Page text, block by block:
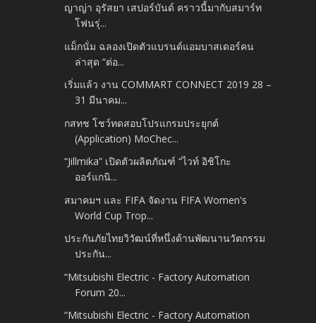
ญาญ่า อุรัสยา เสปอร์บันด์ คราวนี้มากับสมาร์ท
โฟนรุ่...
แม็กนั่ม ฉลองเปิดตัวแบรนด์แอมบาสเดอร์คน
ล่าสุด “ต่อ...
เริ่มแล้ว งาน COMMART CONNECT 2019 28 –
31 มีนาคม...
กสทช โชว์ทดสอบโปรแกรมประยุกต์
(Application) MoChec...
“Jillmika” เปิดตัวผลิตภัณฑ์ “ไวท์ อิชิโกะ
ออร์แกนิ...
สมาคมฯ และ FIFA จัดงาน FIFA Women's
World Cup Trop...
ประกันภัยไทยวิวัฒน์ที่หนึ่งด้านพัฒนานวัตกรรม
ประกัน...
“Mitsubishi Electric - Factory Automation
Forum 20...
“Mitsubishi Electric - Factory Automation